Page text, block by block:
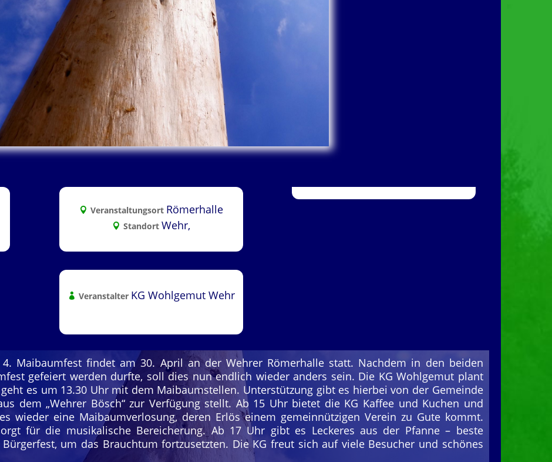
Veranstaltungsort Römerhalle
Standort Wehr,
Veranstalter KG Wohlgemut Wehr
4. Maibaumfest findet am 30. April an der Wehrer Römerhalle statt. Nachdem in den beiden
gefeiert werden durfte, soll dies nun endlich wieder anders sein. Die KG Wohlgemut plant
es um 13.30 Uhr mit dem Maibaumstellen. Unterstützung gibt es hierbei von der Gemeinde
dem „Wehrer Bösch“ zur Verfügung stellt. Ab 15 Uhr bietet die KG Kaffee und Kuchen und
wieder eine Maibaumverlosung, deren Erlös einem gemeinnützigen Verein zu Gute kommt.
für die musikalische Bereicherung. Ab 17 Uhr gibt es Leckeres aus der Pfanne – beste
um das Brauchtum fortzusetzten. Die KG freut sich auf viele Besucher und schönes